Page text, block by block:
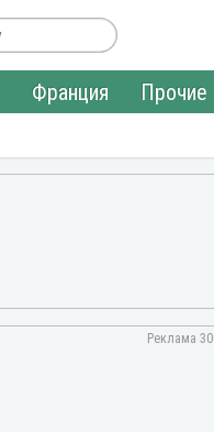
Франция
Прочие